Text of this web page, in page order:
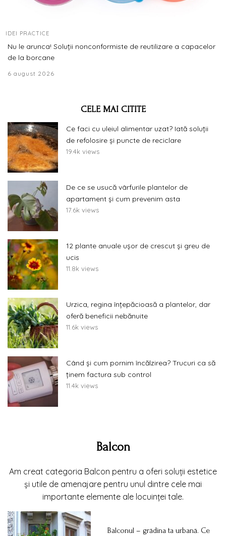
IDEI PRACTICE
Nu le arunca! Soluții nonconformiste de reutilizare a capacelor
de la borcane
6 august 2026
CELE MAI CITITE
Ce faci cu uleiul alimentar uzat? Iată soluții
de refolosire și puncte de reciclare
19.4k views
De ce se usucă vârfurile plantelor de
apartament și cum prevenim asta
17.6k views
12 plante anuale ușor de crescut și greu de
ucis
11.8k views
Urzica, regina înțepăcioasă a plantelor, dar
oferă beneficii nebănuite
11.6k views
Când și cum pornim încălzirea? Trucuri ca să
ținem factura sub control
11.4k views
Balcon
Am creat categoria Balcon pentru a oferi soluții estetice
și utile de amenajare pentru unul dintre cele mai
importante elemente ale locuinței tale.
Balconul – grădina ta urbană. Ce